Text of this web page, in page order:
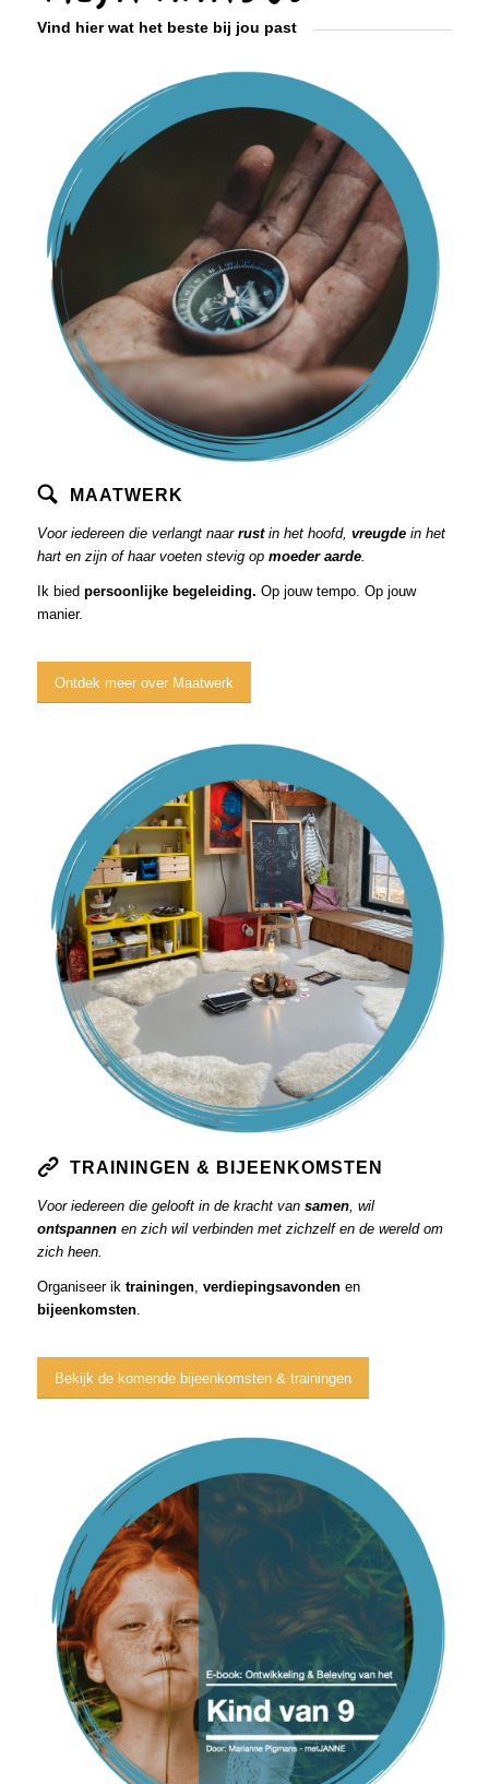
Vind hier wat het beste bij jou past
MAATWERK
Voor iedereen die verlangt naar rustin het hoofd, vreugdein het
hart en zijn of haar voeten stevig op moeder aarde.
Ik bied persoonlijke begeleiding. Op jouw tempo. Op jouw
manier.
Ontdek meer over Maatwerk
TRAININGEN & BIJEENKOMSTEN
Voor iedereen die gelooft in de kracht van samen, wil
ontspannenen zich wil verbinden met zichzelf en de wereld om
zich heen.
Organiseer ik trainingen, verdiepingsavondenen
bijeenkomsten.
Bekijk de komende bijeenkomsten & trainingen